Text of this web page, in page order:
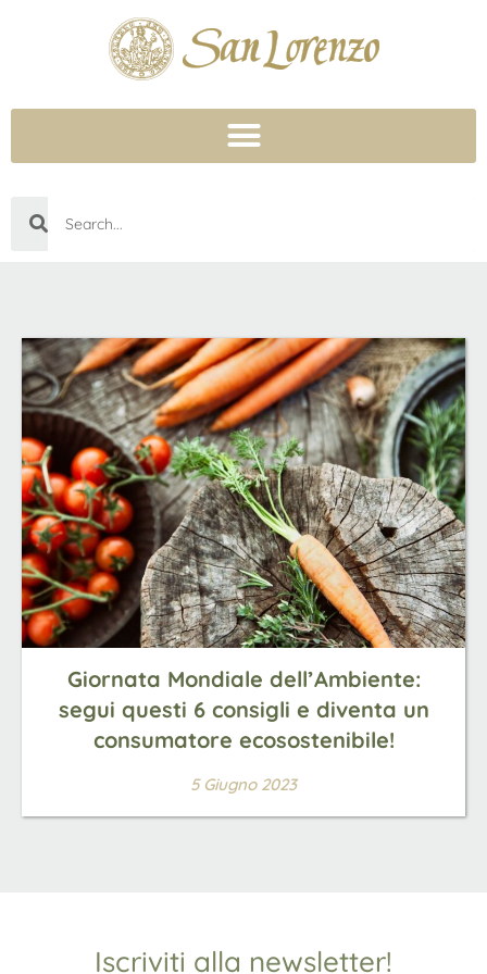
Giornata Mondiale dell’Ambiente:
segui questi 6 consigli e diventa un
consumatore ecosostenibile!
5 Giugno 2023
Iscriviti alla newsletter!